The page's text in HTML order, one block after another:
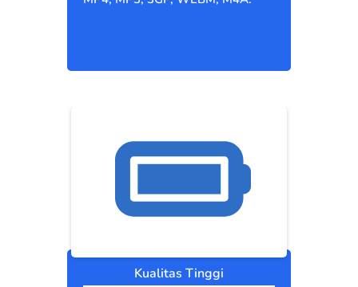
Kualitas Tinggi